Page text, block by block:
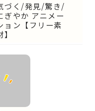
づく/発見/驚き/
ぎやか アニメー
ョン【フリー素
】